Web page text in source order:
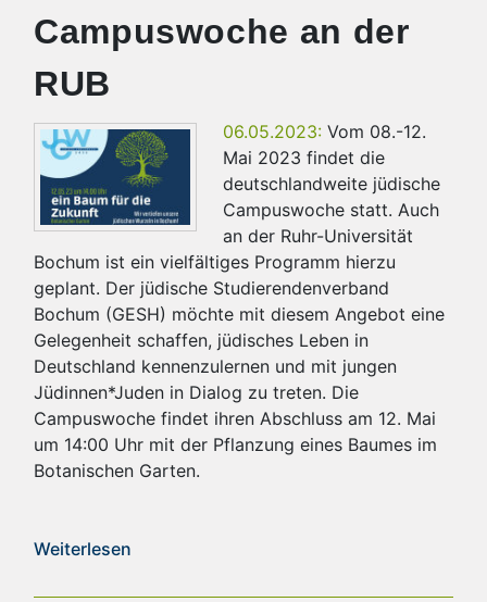
Campuswoche an der
RUB
06.05.2023: Vom 08.-12.
Mai 2023 findet die
deutschlandweite jüdische
Campuswoche statt. Auch
an der Ruhr-Universität
Bochum ist ein vielfältiges Programm hierzu
geplant. Der jüdische Studierendenverband
Bochum (GESH) möchte mit diesem Angebot eine
Gelegenheit schaffen, jüdisches Leben in
Deutschland kennenzulernen und mit jungen
Jüdinnen*Juden in Dialog zu treten. Die
Campuswoche findet ihren Abschluss am 12. Mai
um 14:00 Uhr mit der Pflanzung eines Baumes im
Botanischen Garten.
Weiterlesen